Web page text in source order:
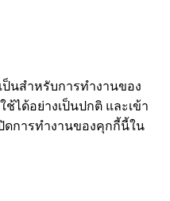
นสำหรับการทำงานของ
ได้อย่างเป็นปกติ และเข้า
การทำงานของคุกกี้นี้ใน